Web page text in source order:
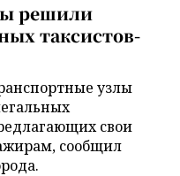
решили
таксистов-
узлы
свои
сообщил